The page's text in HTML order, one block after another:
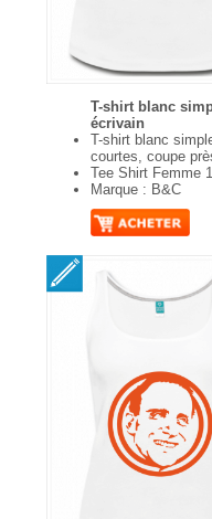
T-shirt blanc
écrivain
T-shirt blanc
courtes, coupe
Tee Shirt Femme
Marque : B&C